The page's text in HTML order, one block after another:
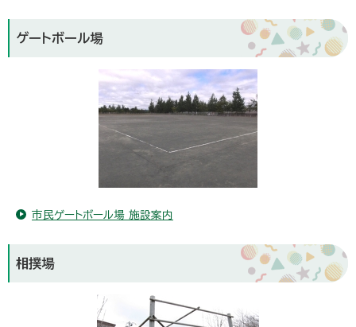
ゲートボール場
市民ゲートボール場 施設案内
相撲場